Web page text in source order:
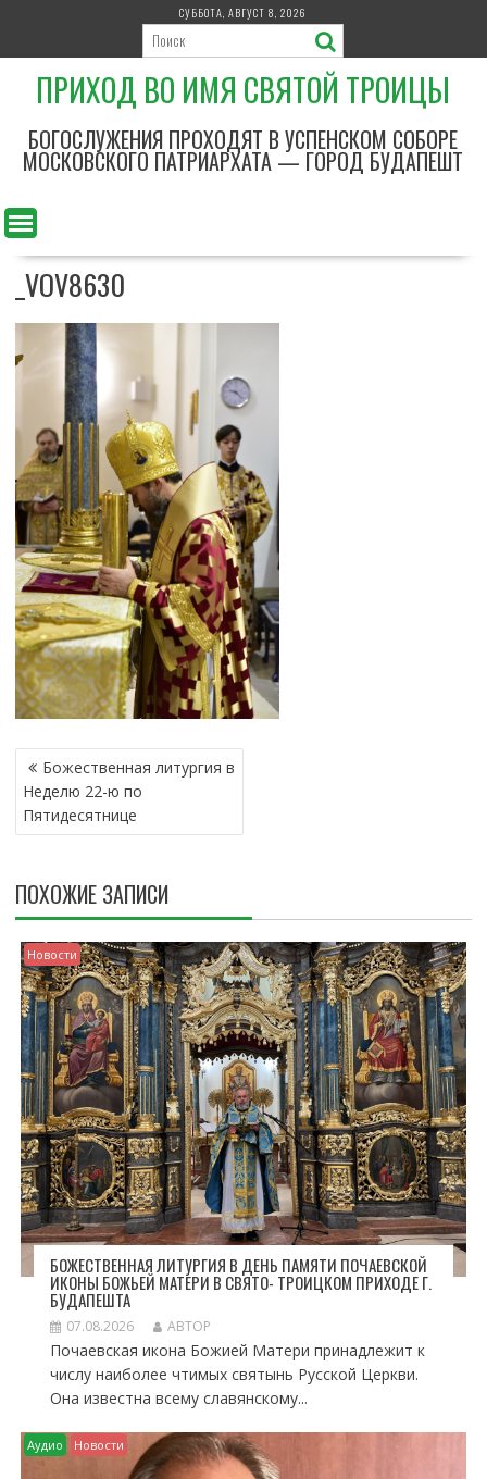
р
с
о
СУББОТА, АВГУСТ 8, 2026
ПРИХОД ВО ИМЯ СВЯТОЙ ТРОИЦЫ
БОГОСЛУЖЕНИЯ ПРОХОДЯТ В УСПЕНСКОМ СОБОРЕ
МОСКОВСКОГО ПАТРИАРХАТА — ГОРОД БУДАПЕШТ
_VOV8630
Н
А
В
И
А
Ц
И
Я
П
О
З
А
П
И
С
Я
М
Божественная литургия в
Неделю 22-ю по
Пятидесятнице
ПОХОЖИЕ ЗАПИСИ
Новости
БОЖЕСТВЕННАЯ ЛИТУРГИЯ В ДЕНЬ ПАМЯТИ ПОЧАЕВСКОЙ
ИКОНЫ БОЖЬЕЙ МАТЕРИ В СВЯТО- ТРОИЦКОМ ПРИХОДЕ Г.
БУДАПЕШТА
07.08.2026 АВТОР
Почаевская икона Божией Матери принадлежит к
числу наиболее чтимых святынь Русской Церкви.
Она известна всему славянскому...
Аудио Новости